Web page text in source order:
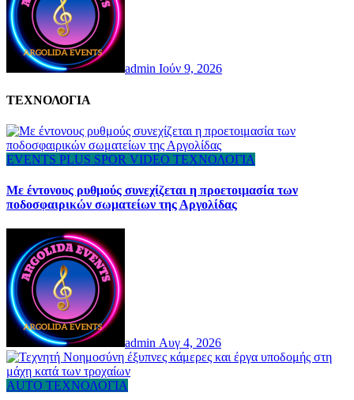
admin Ιούν 9, 2026
ΤΕΧΝΟΛΟΓΙΑ
EVENTS PLUS SPOR VIDEO ΤΕΧΝΟΛΟΓΙΑ
Με έντονους ρυθμούς συνεχίζεται η προετοιμασία των
ποδοσφαιρικών σωματείων της Αργολίδας
admin Αυγ 4, 2026
AUTO ΤΕΧΝΟΛΟΓΙΑ